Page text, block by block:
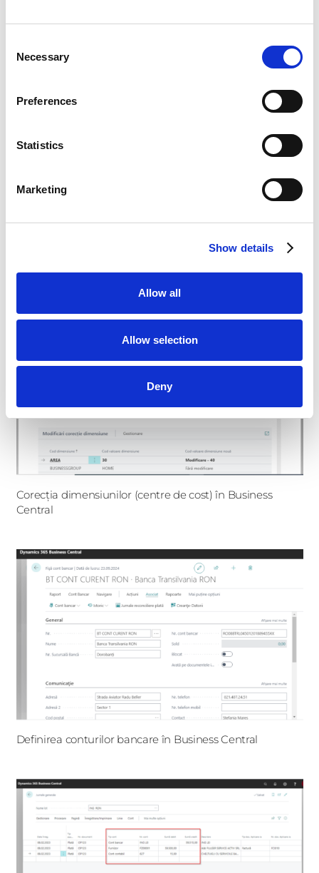
Selection
Necessary
Preferences
Statistics
Marketing
Show details
Allow all
Allow selection
Deny
Email*
Email
acord*
stocheze si sa proceseze datele mele personale
am citit-o si am inteles-o.
Corecția dimensiunilor (centre de cost) în Business
Central
Definirea conturilor bancare în Business Central